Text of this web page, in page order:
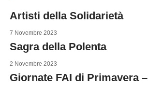
Artisti della Solidarietà
7 Novembre 2023
Sagra della Polenta
2 Novembre 2023
Giornate FAI di Primavera –